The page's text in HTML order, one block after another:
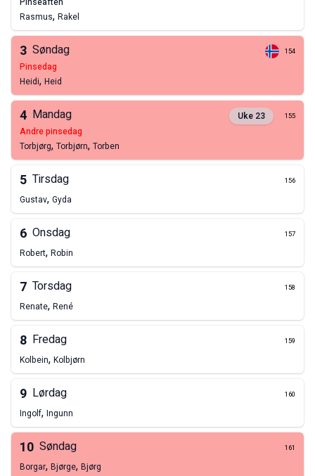
Rasmus, Rakel
3 Søndag 154
pinsedag
Heidi, Heid
4 Mandag Uke 23 155
andre pinsedag
Torbjørg, Torbjørn, Torben
5 Tirsdag 156
Gustav, Gyda
6 Onsdag 157
Robert, Robin
7 Torsdag 158
Renate, René
8 Fredag 159
Kolbein, Kolbjørn
9 Lørdag 160
Ingolf, Ingunn
10 Søndag 161
Borgar, Bjørge, Bjørg